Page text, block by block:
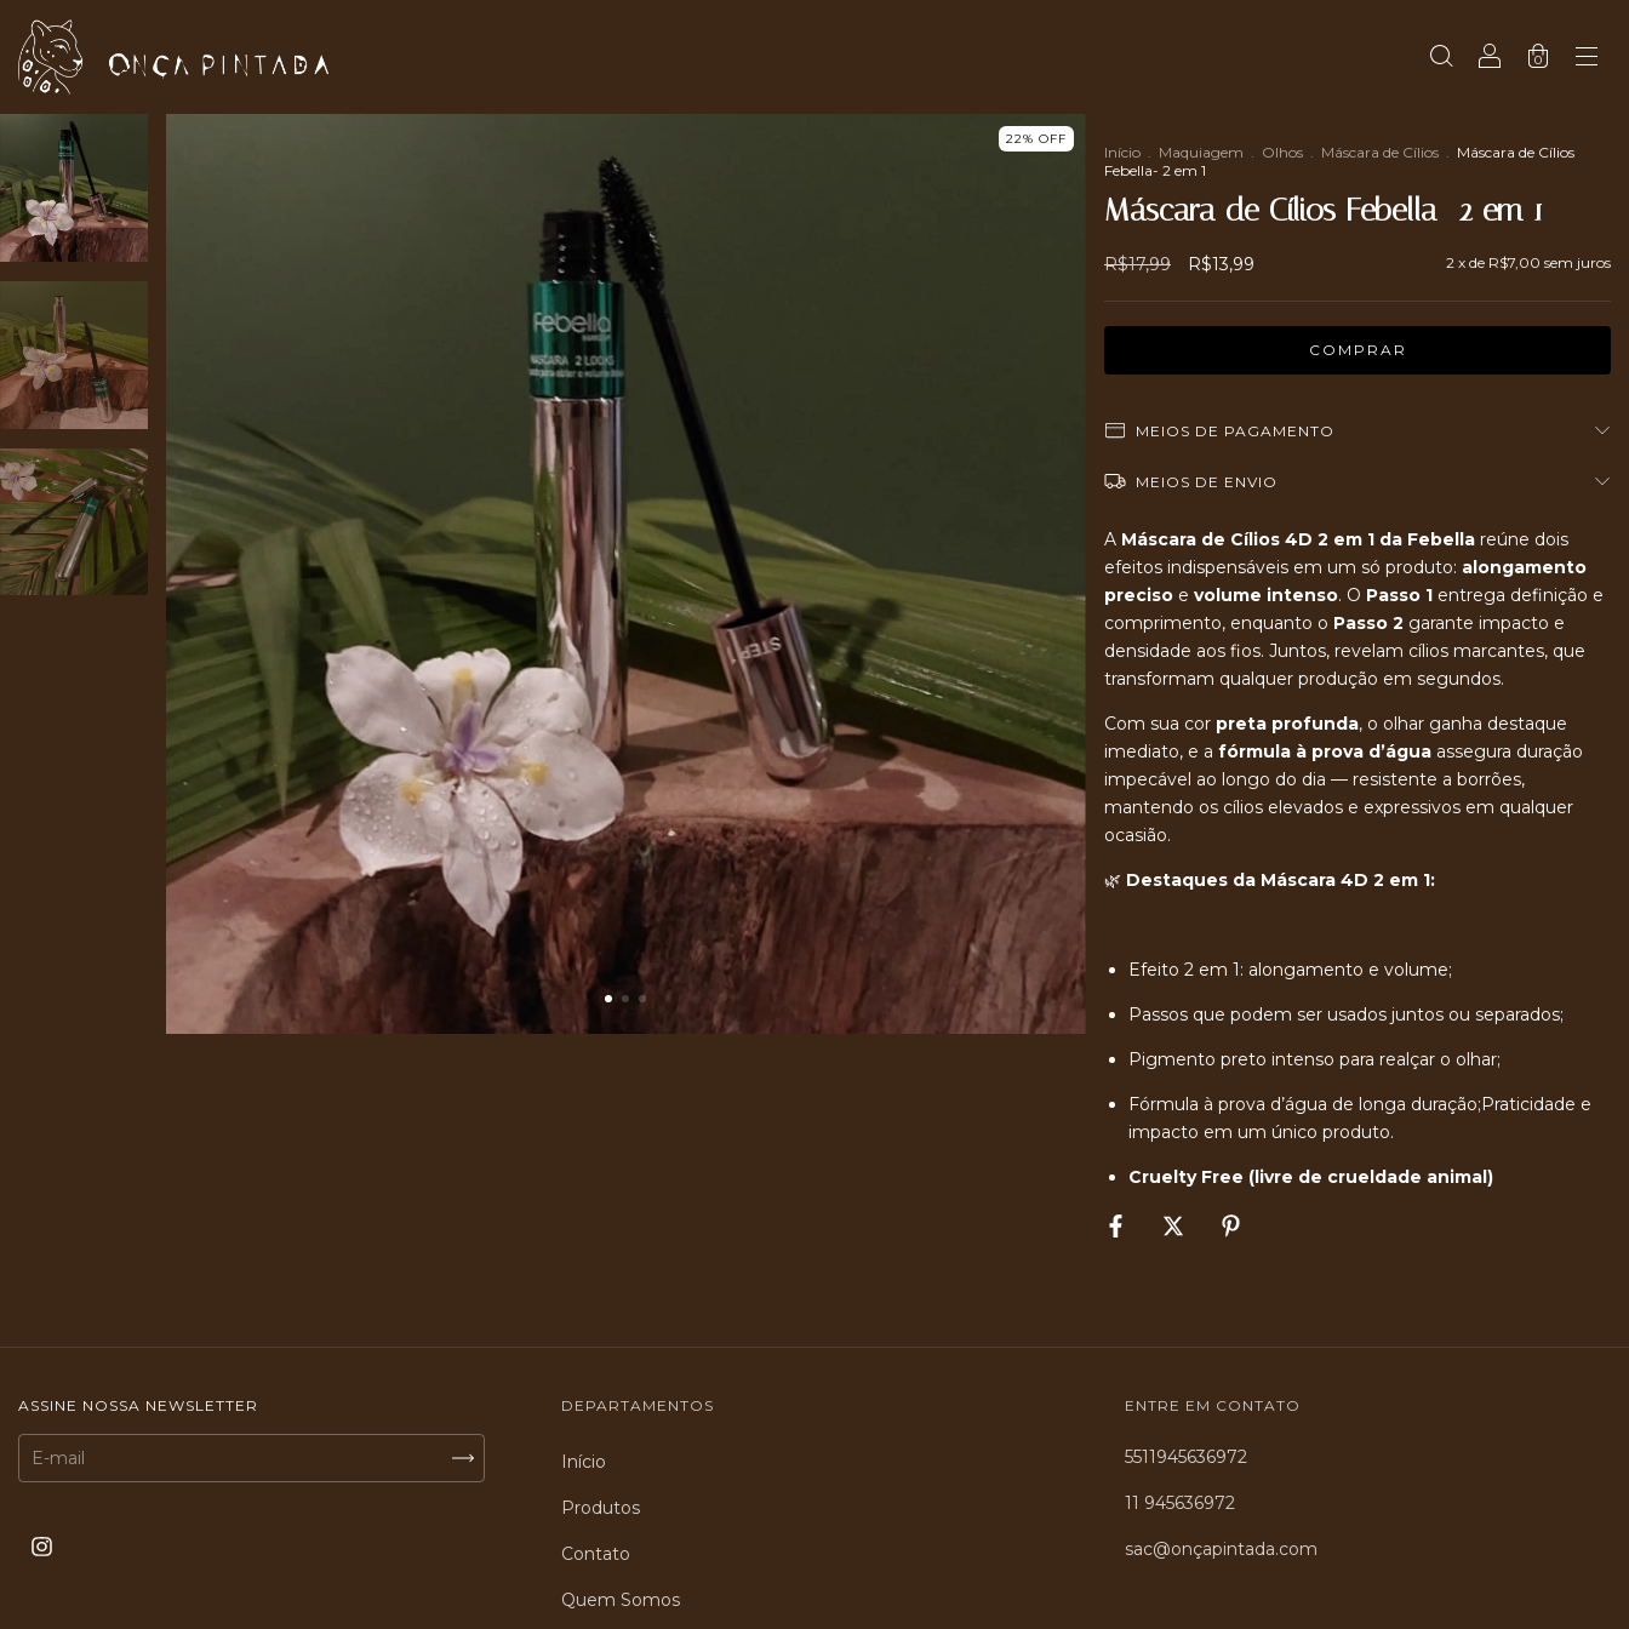
0
22% OFF
Início . Maquiagem . Olhos . Máscara de Cílios . Máscara de Cílios
Febella- 2 em 1
Máscara de Cílios Febella- 2 em 1
R$17,99 R$13,99 2 x de R$7,00 sem juros
MEIOS DE PAGAMENTO
MEIOS DE ENVIO
A Máscara de Cílios 4D 2 em 1 da Febella reúne dois
efeitos indispensáveis em um só produto: alongamento
preciso e volume intenso. O Passo 1 entrega definição e
comprimento, enquanto o Passo 2 garante impacto e
densidade aos fios. Juntos, revelam cílios marcantes, que
transformam qualquer produção em segundos.
Com sua cor preta profunda, o olhar ganha destaque
imediato, e a fórmula à prova d’água assegura duração
impecável ao longo do dia — resistente a borrões,
mantendo os cílios elevados e expressivos em qualquer
ocasião.
🌿 Destaques da Máscara 4D 2 em 1:
Efeito 2 em 1: alongamento e volume;
Passos que podem ser usados juntos ou separados;
Pigmento preto intenso para realçar o olhar;
Fórmula à prova d’água de longa duração;Praticidade e
impacto em um único produto.
Cruelty Free (livre de crueldade animal)
ASSINE NOSSA NEWSLETTER DEPARTAMENTOS
Início
Produtos
Contato
Quem Somos
ENTRE EM CONTATO
5511945636972
11 945636972
sac@onçapintada.com